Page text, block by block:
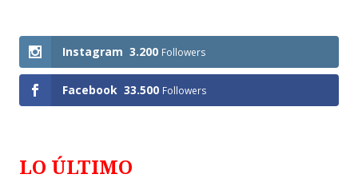
Instagram 3.200 Followers
Facebook 33.500 Followers
LO ÚLTIMO